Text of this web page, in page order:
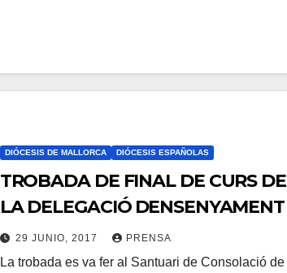
C
E
N
T
R
DIÓCESIS DE MALLORCA DIÓCESIS ESPAÑOLAS
TROBADA DE FINAL DE CURS DE
LA DELEGACIÓ DENSENYAMENT
29 JUNIO, 2017 PRENSA
N
La trobada es va fer al Santuari de Consolació de